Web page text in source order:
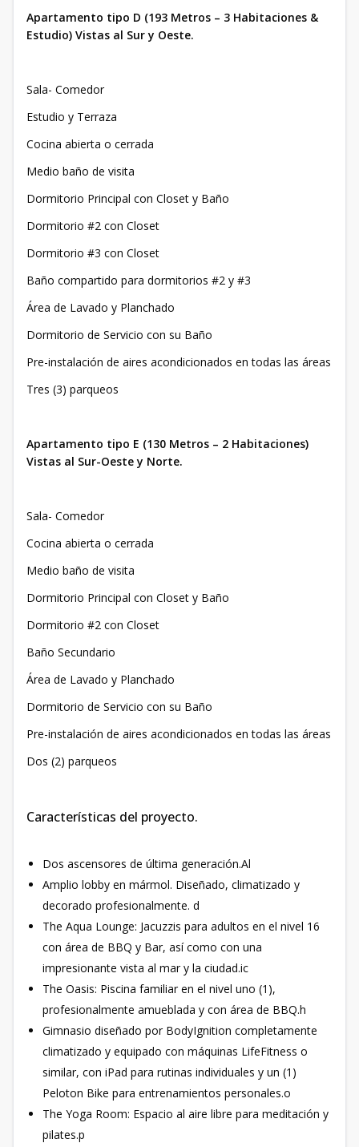
Apartamento tipo D (193 Metros – 3 Habitaciones &
Estudio) Vistas al Sur y Oeste.
Sala- Comedor
Estudio y Terraza
Cocina abierta o cerrada
Medio baño de visita
Dormitorio Principal con Closet y Baño
Dormitorio #2 con Closet
Dormitorio #3 con Closet
Baño compartido para dormitorios #2 y #3
Área de Lavado y Planchado
Dormitorio de Servicio con su Baño
Pre-instalación de aires acondicionados en todas las áreas
Tres (3) parqueos
Apartamento tipo E (130 Metros – 2 Habitaciones)
Vistas al Sur-Oeste y Norte.
Sala- Comedor
Cocina abierta o cerrada
Medio baño de visita
Dormitorio Principal con Closet y Baño
Dormitorio #2 con Closet
Baño Secundario
Área de Lavado y Planchado
Dormitorio de Servicio con su Baño
Pre-instalación de aires acondicionados en todas las áreas
Dos (2) parqueos
Características del proyecto.
Dos ascensores de última generación.Al
Amplio lobby en mármol. Diseñado, climatizado y
decorado profesionalmente. d
The Aqua Lounge: Jacuzzis para adultos en el nivel 16
con área de BBQ y Bar, así como con una
impresionante vista al mar y la ciudad.ic
The Oasis: Piscina familiar en el nivel uno (1),
profesionalmente amueblada y con área de BBQ.h
Gimnasio diseñado por BodyIgnition completamente
climatizado y equipado con máquinas LifeFitness o
similar, con iPad para rutinas individuales y un (1)
Peloton Bike para entrenamientos personales.o
The Yoga Room: Espacio al aire libre para meditación y
pilates.p